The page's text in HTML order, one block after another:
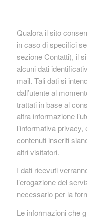
Qualora il sito
in caso di specifici
sezione Contatti), il
alcuni dati
mail. Tali dati si
dall’utente al
trattati in base al
altra informazione
l’informativa
contenuti inseriti
altri visitatori.
I dati ricevuti
l’erogazione del
necessario per la
Le informazioni che